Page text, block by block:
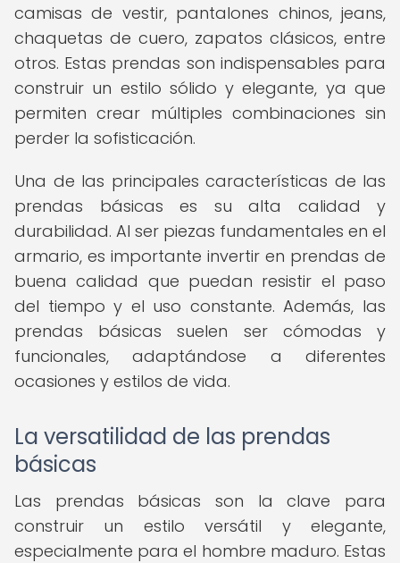
camisas de vestir, pantalones chinos, jeans,
chaquetas de cuero, zapatos clásicos, entre
otros. Estas prendas son indispensables para
construir un estilo sólido y elegante, ya que
permiten crear múltiples combinaciones sin
perder la sofisticación.
Una de las principales características de las
prendas básicas es su alta calidad y
durabilidad. Al ser piezas fundamentales en el
armario, es importante invertir en prendas de
buena calidad que puedan resistir el paso
del tiempo y el uso constante. Además, las
prendas básicas suelen ser cómodas y
funcionales, adaptándose a diferentes
ocasiones y estilos de vida.
La versatilidad de las prendas
básicas
Las prendas básicas son la clave para
construir un estilo versátil y elegante,
especialmente para el hombre maduro. Estas